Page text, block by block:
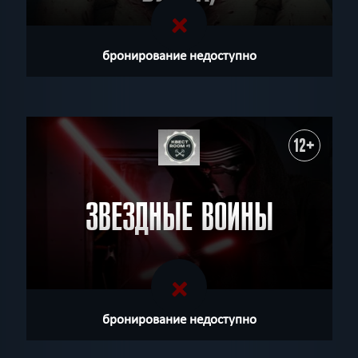
бронирование недоступно
12+
ЗВЕЗДНЫЕ ВОИНЫ
бронирование недоступно